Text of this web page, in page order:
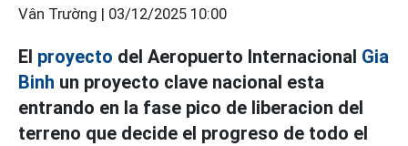
Vân Trường | 03/12/2025 10:00
El proyecto del Aeropuerto Internacional Gia
Binh un proyecto clave nacional esta
entrando en la fase pico de liberacion del
terreno que decide el progreso de todo el